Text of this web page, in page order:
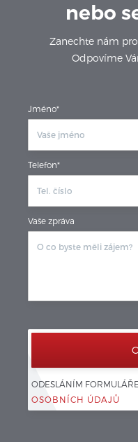
nebo
Zanechte nám
Odpovíme
Jméno*
Telefon*
Vaše zpráva
ODESLÁNÍM
OSOBNÍCH ÚDAJŮ